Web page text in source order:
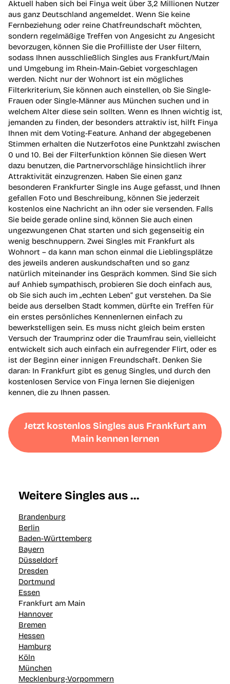
Aktuell haben sich bei Finya weit über 3,2 Millionen Nutzer
aus ganz Deutschland angemeldet. Wenn Sie keine
Fernbeziehung oder reine Chatfreundschaft möchten,
sondern regelmäßige Treffen von Angesicht zu Angesicht
bevorzugen, können Sie die Profilliste der User filtern,
sodass Ihnen ausschließlich Singles aus Frankfurt/Main
und Umgebung im Rhein-Main-Gebiet vorgeschlagen
werden. Nicht nur der Wohnort ist ein mögliches
Filterkriterium, Sie können auch einstellen, ob Sie Single-
Frauen oder Single-Männer aus München suchen und in
welchem Alter diese sein sollten. Wenn es Ihnen wichtig ist,
jemanden zu finden, der besonders attraktiv ist, hilft Finya
Ihnen mit dem Voting-Feature. Anhand der abgegebenen
Stimmen erhalten die Nutzerfotos eine Punktzahl zwischen
0 und 10. Bei der Filterfunktion können Sie diesen Wert
dazu benutzen, die Partnervorschläge hinsichtlich ihrer
Attraktivität einzugrenzen. Haben Sie einen ganz
besonderen Frankfurter Single ins Auge gefasst, und Ihnen
gefallen Foto und Beschreibung, können Sie jederzeit
kostenlos eine Nachricht an ihn oder sie versenden. Falls
Sie beide gerade online sind, können Sie auch einen
ungezwungenen Chat starten und sich gegenseitig ein
wenig beschnuppern. Zwei Singles mit Frankfurt als
Wohnort – da kann man schon einmal die Lieblingsplätze
des jeweils anderen auskundschaften und so ganz
natürlich miteinander ins Gespräch kommen. Sind Sie sich
auf Anhieb sympathisch, probieren Sie doch einfach aus,
ob Sie sich auch im „echten Leben“ gut verstehen. Da Sie
beide aus derselben Stadt kommen, dürfte ein Treffen für
ein erstes persönliches Kennenlernen einfach zu
bewerkstelligen sein. Es muss nicht gleich beim ersten
Versuch der Traumprinz oder die Traumfrau sein, vielleicht
entwickelt sich auch einfach ein aufregender Flirt, oder es
ist der Beginn einer innigen Freundschaft. Denken Sie
daran: In Frankfurt gibt es genug Singles, und durch den
kostenlosen Service von Finya lernen Sie diejenigen
kennen, die zu Ihnen passen.
Jetzt kostenlos Singles aus Frankfurt am
Main kennen lernen
Weitere Singles aus …
Brandenburg
Berlin
Baden-Württemberg
Bayern
Düsseldorf
Dresden
Dortmund
Essen
Frankfurt am Main
Hannover
Bremen
Hessen
Hamburg
Köln
München
Mecklenburg-Vorpommern